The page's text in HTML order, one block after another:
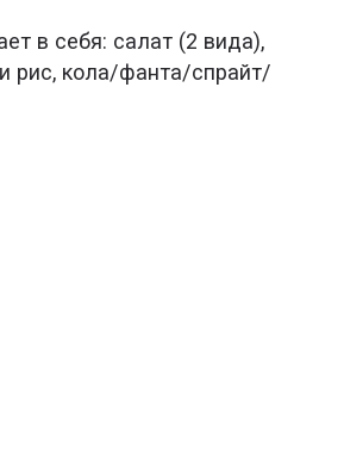
в себя: салат (2 вида),
рис, кола/фанта/спрайт/